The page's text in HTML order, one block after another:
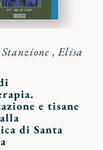
,Elisa
e tisane
di Santa